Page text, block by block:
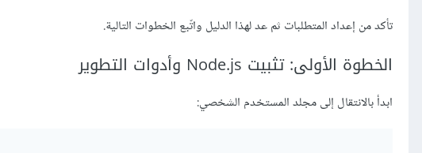
تأكد من إعداد المتطلبات ثم عد لهذا الدليل واتّبع الخطوات التالية.
الخطوة الأولى: تثبيت Node.js وأدوات التطوير
ابدأ بالانتقال إلى مجلد المستخدم الشخصي: